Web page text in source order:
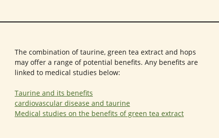
The combination of taurine, green tea extract and hops
may offer a range of potential benefits. Any benefits are
linked to medical studies below:
Taurine and its benefits
cardiovascular disease and taurine
Medical studies on the benefits of green tea extract